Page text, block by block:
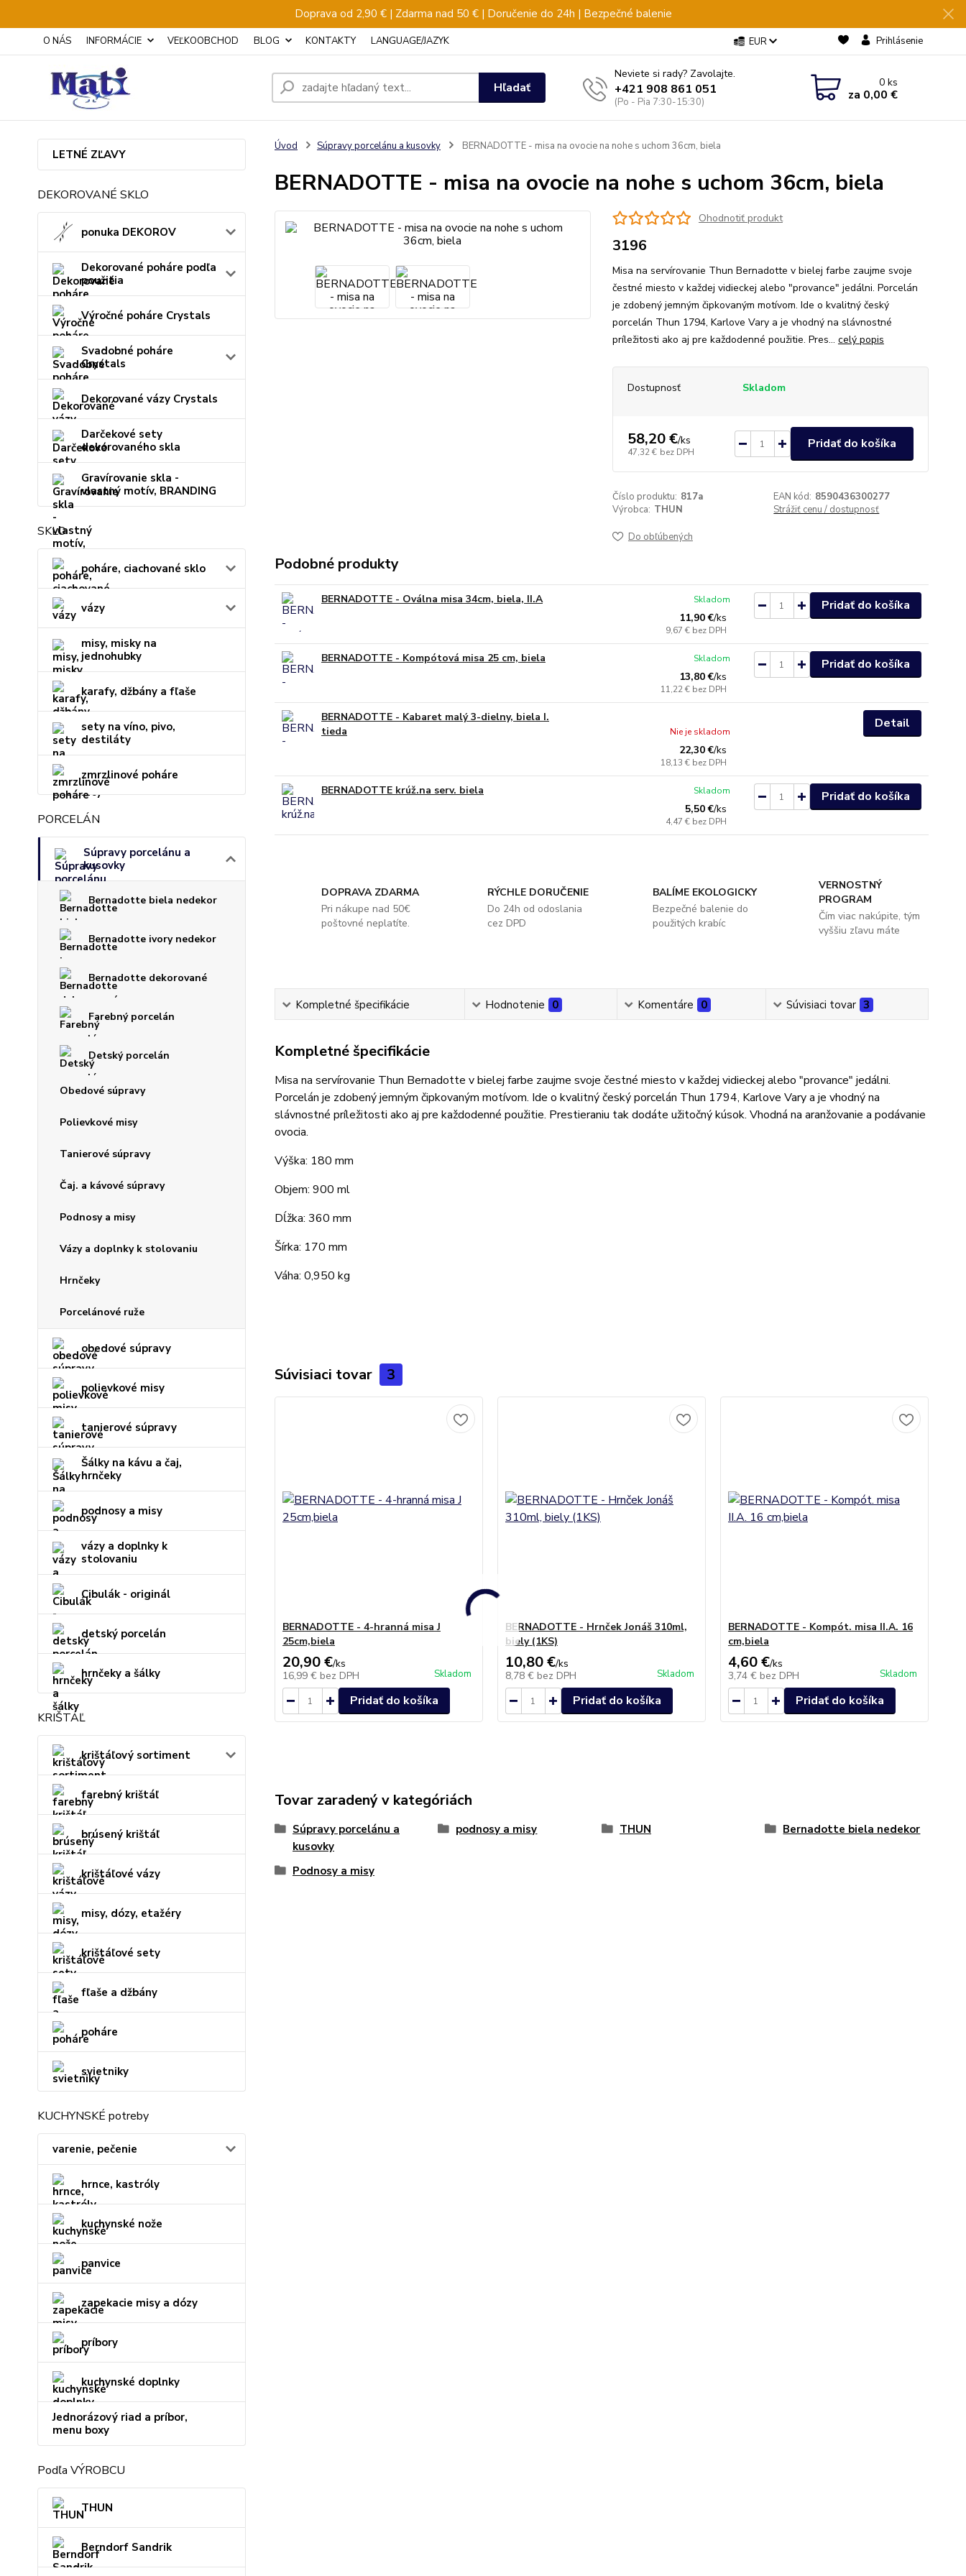
Doprava od 2,90 € | Zdarma nad 50 € | Doručenie do 24h | Bezpečné balenie
O NÁS INFORMÁCIE VEĽKOOBCHOD BLOG KONTAKTY LANGUAGE/JAZYK EUR Prihlásenie
Hľadať
Neviete si rady? Zavolajte.
+421 908 861 051
(Po - Pia 7:30-15:30)
0ks
za 0,00 €
LETNÉ ZĽAVY
DEKOROVANÉ SKLO
ponuka DEKOROV
Dekorované poháre podľa
použitia
Výročné poháre Crystals
Svadobné poháre
Crystals
Dekorované vázy Crystals
Darčekové sety
dekorovaného skla
Gravírovanie skla -
vlastný motív, BRANDING
SKLO
poháre, ciachované sklo
vázy
misy, misky na
jednohubky
karafy, džbány a fľaše
sety na víno, pivo,
destiláty
zmrzlinové poháre
PORCELÁN
Súpravy porcelánu a
kusovky
Bernadotte biela nedekor
Bernadotte ivory nedekor
Bernadotte dekorované
Farebný porcelán
Detský porcelán
Obedové súpravy
Polievkové misy
Tanierové súpravy
Čaj. a kávové súpravy
Podnosy a misy
Vázy a doplnky k stolovaniu
Hrnčeky
Porcelánové ruže
obedové súpravy
polievkové misy
tanierové súpravy
Šálky na kávu a čaj,
hrnčeky
podnosy a misy
vázy a doplnky k
stolovaniu
Cibulák - originál
detský porcelán
hrnčeky a šálky
KRIŠTÁĽ
krištáľový sortiment
farebný krištáľ
brúsený krištáľ
krištáľové vázy
misy, dózy, etažéry
krištáľové sety
fľaše a džbány
poháre
svietniky
KUCHYNSKÉ potreby
varenie, pečenie
hrnce, kastróly
kuchynské nože
panvice
zapekacie misy a dózy
príbory
kuchynské doplnky
Jednorázový riad a príbor,
menu boxy
Podľa VÝROBCU
THUN
Berndorf Sandrik
Úvod Súpravy porcelánu a kusovky BERNADOTTE - misa na ovocie na nohe s uchom 36cm, biela
BERNADOTTE - misa na ovocie na nohe s uchom 36cm, biela
Ohodnotiť produkt
3196
Misa na servírovanie Thun Bernadotte v bielej farbe zaujme svoje
čestné miesto v každej vidieckej alebo "provance" jedálni. Porcelán
je zdobený jemným čipkovaným motívom. Ide o kvalitný český
porcelán Thun 1794, Karlove Vary a je vhodný na slávnostné
príležitosti ako aj pre každodenné použitie. Pres... celý popis
Dostupnosť Skladom
58,20 €/ks
47,32 € bez DPH
Pridať do košíka
Číslo produktu: 817a EAN kód: 8590436300277
Výrobca: THUN Strážiť cenu / dostupnosť
Do obľúbených
Podobné produkty
BERNADOTTE - Oválna misa 34cm, biela, II.A
11,90 €/ks
9,67 € bez DPH
Skladom Pridať do košíka
BERNADOTTE - Kompótová misa 25 cm, biela
13,80 €/ks
11,22 € bez DPH
Skladom Pridať do košíka
BERNADOTTE - Kabaret malý 3-dielny, biela I.
tieda
22,30 €/ks
18,13 € bez DPH
Nie je skladom
Detail
BERNADOTTE krúž.na serv. biela
5,50 €/ks
4,47 € bez DPH
Skladom Pridať do košíka
DOPRAVA ZDARMA
Pri nákupe nad 50€
poštovné neplatíte.
RÝCHLE DORUČENIE
Do 24h od odoslania
cez DPD
BALÍME EKOLOGICKY
Bezpečné balenie do
použitých krabíc
VERNOSTNÝ
PROGRAM
Čím viac nakúpite, tým
vyššiu zľavu máte
Kompletné špecifikácie Hodnotenie 0 Komentáre 0 Súvisiaci tovar 3
Kompletné špecifikácie
Misa na servírovanie Thun Bernadotte v bielej farbe zaujme svoje čestné miesto v každej vidieckej alebo "provance" jedálni.
Porcelán je zdobený jemným čipkovaným motívom. Ide o kvalitný český porcelán Thun 1794, Karlove Vary a je vhodný na
slávnostné príležitosti ako aj pre každodenné použitie. Prestieraniu tak dodáte užitočný kúsok. Vhodná na aranžovanie a podávanie
ovocia.
Výška: 180 mm
Objem: 900 ml
Dĺžka: 360 mm
Šírka: 170 mm
Váha: 0,950 kg
Súvisiaci tovar 3
BERNADOTTE - 4-hranná misa J
25cm,biela
20,90 €/ks
16,99 € bez DPH Skladom
Pridať do košíka
BERNADOTTE - Hrnček Jonáš 310ml,
biely (1KS)
10,80 €/ks
8,78 € bez DPH Skladom
Pridať do košíka
BERNADOTTE - Kompót. misa II.A. 16
cm,biela
4,60 €/ks
3,74 € bez DPH Skladom
Pridať do košíka
Tovar zaradený v kategóriách
Súpravy porcelánu a
kusovky
podnosy a misy THUN Bernadotte biela nedekor
Podnosy a misy